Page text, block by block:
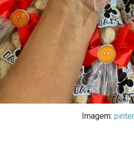
Imagem: